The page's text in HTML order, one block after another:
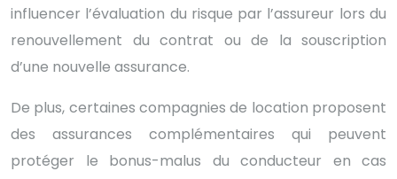
influencer l’évaluation du risque par l’assureur lors du
renouvellement du contrat ou de la souscription
d’une nouvelle assurance.
De plus, certaines compagnies de location proposent
des assurances complémentaires qui peuvent
protéger le bonus-malus du conducteur en cas